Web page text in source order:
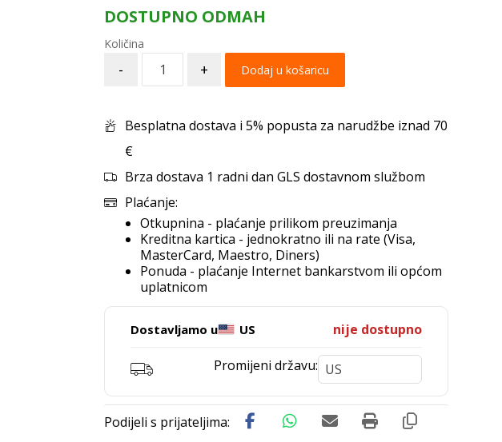
DOSTUPNO ODMAH
- + Dodaj u košaricu
Besplatna dostava i 5% popusta za narudžbe iznad 70
€
Brza dostava 1 radni dan GLS dostavnom službom
Plaćanje:
Otkupnina - plaćanje prilikom preuzimanja
Kreditna kartica - jednokratno ili na rate (Visa,
MasterCard, Maestro, Diners)
Ponuda - plaćanje Internet bankarstvom ili općom
uplatnicom
Dostavljamo u US nije dostupno
Promijeni državu: